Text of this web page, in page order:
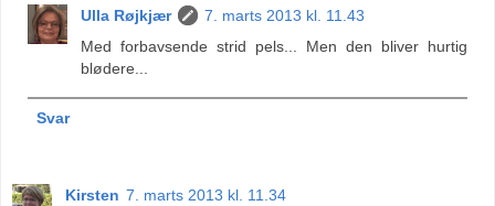
Ulla Røjkjær
7. marts 2013 kl. 11.43
Med forbavsende strid pels... Men den bliver hurtig
blødere...
Svar
Kirsten 7. marts 2013 kl. 11.34